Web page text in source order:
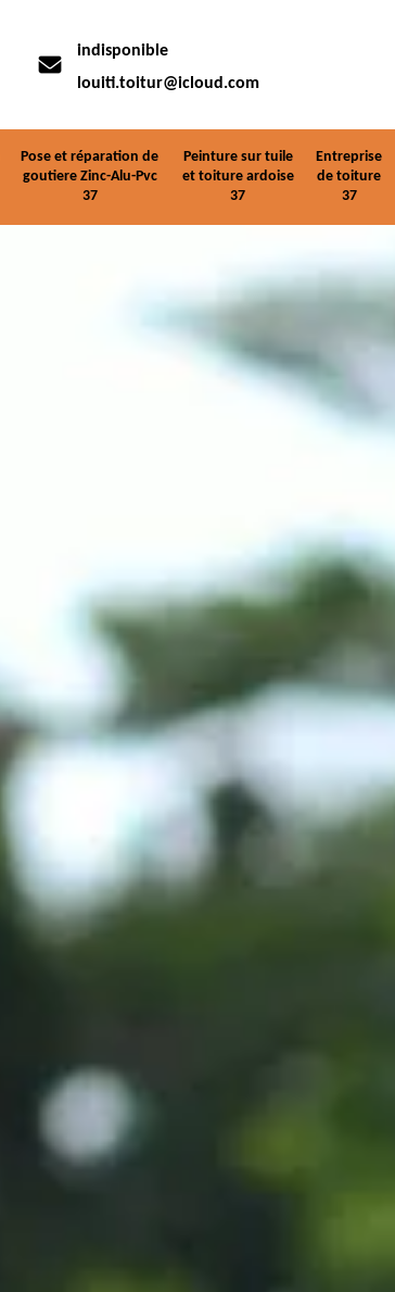
indisponible
louiti.toitur@icloud.com
Pose et réparation de
goutiere Zinc-Alu-Pvc
37
Peinture sur tuile
et toiture ardoise
37
Entreprise
de toiture
37